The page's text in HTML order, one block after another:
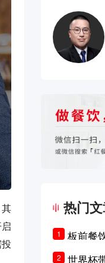
热门
1
板前餐
是徒有
2
世界杯